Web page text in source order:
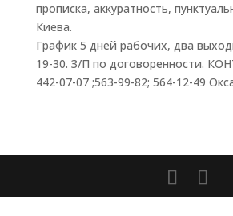
прописка, аккуратность,
Киева.
График 5 дней рабочих, два
19-30. З/П по договоренности.
442-07-07 ;563-99-82; 564-12-49